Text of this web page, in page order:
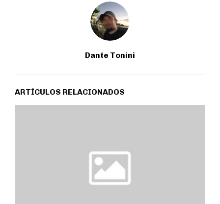
Dante Tonini
ARTÍCULOS RELACIONADOS